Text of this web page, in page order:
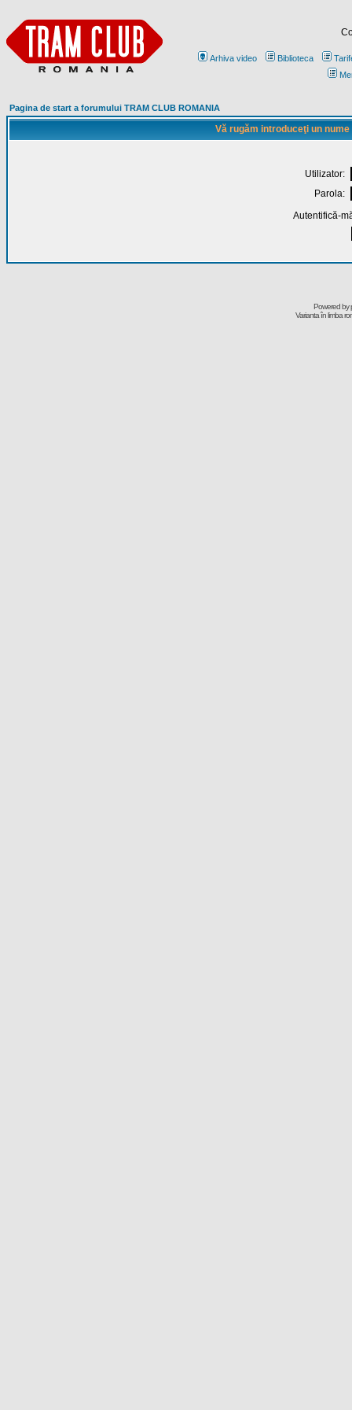
Arhiva video Biblioteca
Pagina de start a forumului TRAM CLUB ROMANIA
Vă rugăm introduceţi un
Utilizator:
Parola:
Autentifică-
Powered by
Varianta în limba